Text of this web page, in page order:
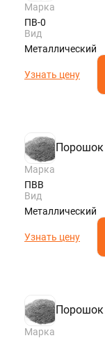
Марка
ПВ-0
Вид
Металлический
Узнать цену
Марка
ПВВ
Вид
Металлический
Узнать цену
Марка